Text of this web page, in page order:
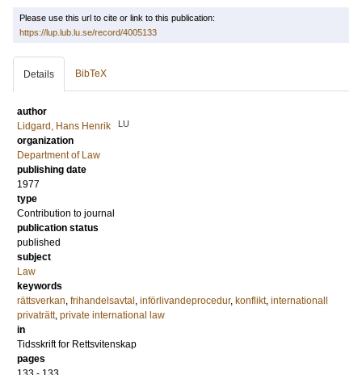
Please use this url to cite or link to this publication:
https://lup.lub.lu.se/record/4005133
Details BibTeX
author
Lidgard, Hans Henrik
LU
organization
Department of Law
publishing date
1977
type
Contribution to journal
publication status
published
subject
Law
keywords
rättsverkan, frihandelsavtal , införlivandeprocedur, konflikt, internationall
privaträtt, private international law
in
Tidsskrift for Rettsvitenskap
pages